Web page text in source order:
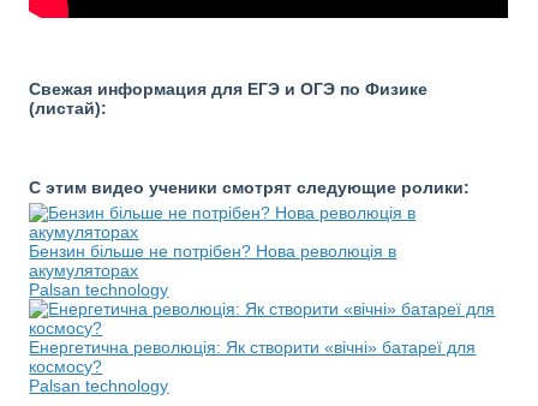
Свежая информация для ЕГЭ и ОГЭ по Физике
(листай):
С этим видео ученики смотрят следующие ролики:
Бензин більше не потрібен? Нова революція в
акумуляторах
Palsan technology
Енергетична революція: Як створити «вічні» батареї для
космосу?
Palsan technology